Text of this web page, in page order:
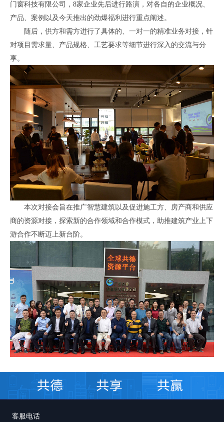
门窗科技有限公司，8家企业先后进行路演，对各自的企业概况、
产品、案例以及今天推出的劲爆福利进行重点阐述。
随后，供方和需方进行了具体的、一对一的精准业务对接，针
对项目需求量、产品规格、工艺要求等细节进行深入的交流与分
享。
本次对接会旨在推广智慧建筑以及促进施工方、房产商和供应
商的资源对接，探索新的合作领域和合作模式，助推建筑产业上下
游合作不断迈上新台阶。
客服电话